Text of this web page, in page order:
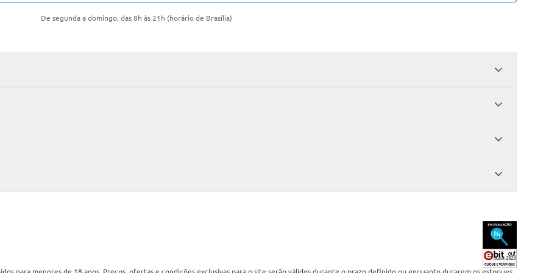
De segunda a domingo, das 8h às 21h (horário de Brasília)
para menores de 18 anos. Preços, ofertas e condições exclusivas para o site serão válidos durante o prazo definido ou enquanto durarem os estoques,